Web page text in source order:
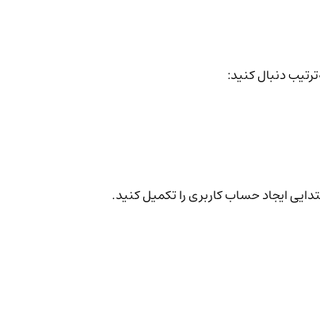
دنبال کنید:
ایجاد حساب کاربری را تکمیل کنید.